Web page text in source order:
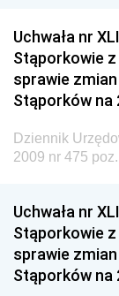
Dziennik
Budownictwa
Dziennik
Dziennik
Dziennik
Dziennik
Dziennik
Uchwała nr
Stąporkowie
sprawie
Stąporków na
Dziennik
2009 nr 475
Uchwała nr
Stąporkowie
sprawie
Stąporków na